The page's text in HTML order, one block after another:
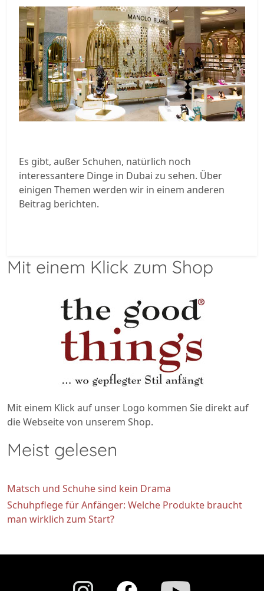
Es gibt, außer Schuhen, natürlich noch
interessantere Dinge in Dubai zu sehen. Über
einigen Themen werden wir in einem anderen
Beitrag berichten.
Mit einem Klick zum Shop
Mit einem Klick auf unser Logo kommen Sie direkt auf
die Webseite von unserem Shop.
Meist gelesen
Matsch und Schuhe sind kein Drama
Schuhpflege für Anfänger: Welche Produkte braucht
man wirklich zum Start?